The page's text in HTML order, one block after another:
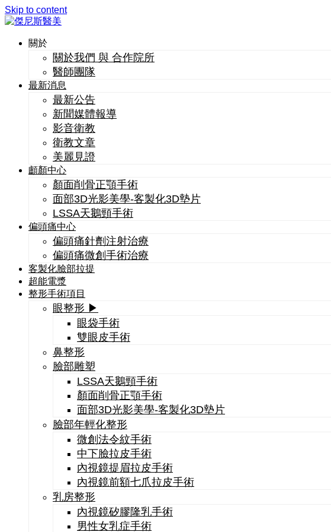
Skip to content
關於
關於我們 與 合作院所
醫師團隊
最新消息
最新公告
新聞媒體報導
影音衛教
衛教文章
美麗見證
顱顏中心
顏面削骨正顎手術
面部3D光影美學-客製化3D墊片
LSSA天鵝頸手術
偏頭痛中心
偏頭痛針劑注射治療
偏頭痛微創手術治療
客製化臉部拉提
超能電漿
整形手術項目
眼整形 ▶
眼袋手術
雙眼皮手術
鼻整形
臉部雕塑
LSSA天鵝頸手術
顏面削骨正顎手術
面部3D光影美學-客製化3D墊片
臉部年輕化整形
微創法令紋手術
中下臉拉皮手術
內視鏡提眉拉皮手術
內視鏡前額七爪拉皮手術
乳房整形
內視鏡矽膠隆乳手術
男性女乳症手術